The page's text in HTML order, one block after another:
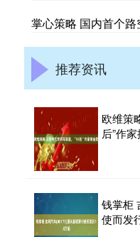
掌心策略 国内首个
推荐资讯
欧维策
后”作
钱掌柜
使而发